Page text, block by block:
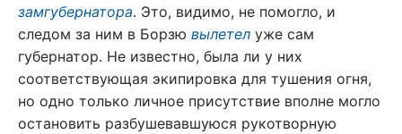
замгубернатора. Это, видимо, не помогло, и
следом за ним в Борзю вылетел уже сам
губернатор. Не известно, была ли у них
соответствующая экипировка для тушения огня,
но одно только личное присутствие вполне могло
остановить разбушевавшуюся рукотворную